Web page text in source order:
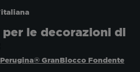
le decorazioni di
GranBlocco Fondente